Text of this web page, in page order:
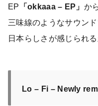
EP 「okkaaa – EP」 か
三味線のようなサウン
日本らしさが感じられ
Lo – Fi – Newly